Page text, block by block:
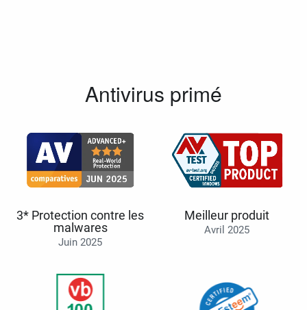
Antivirus primé
3* Protection contre les
malwares
Juin 2025
Meilleur produit
Avril 2025